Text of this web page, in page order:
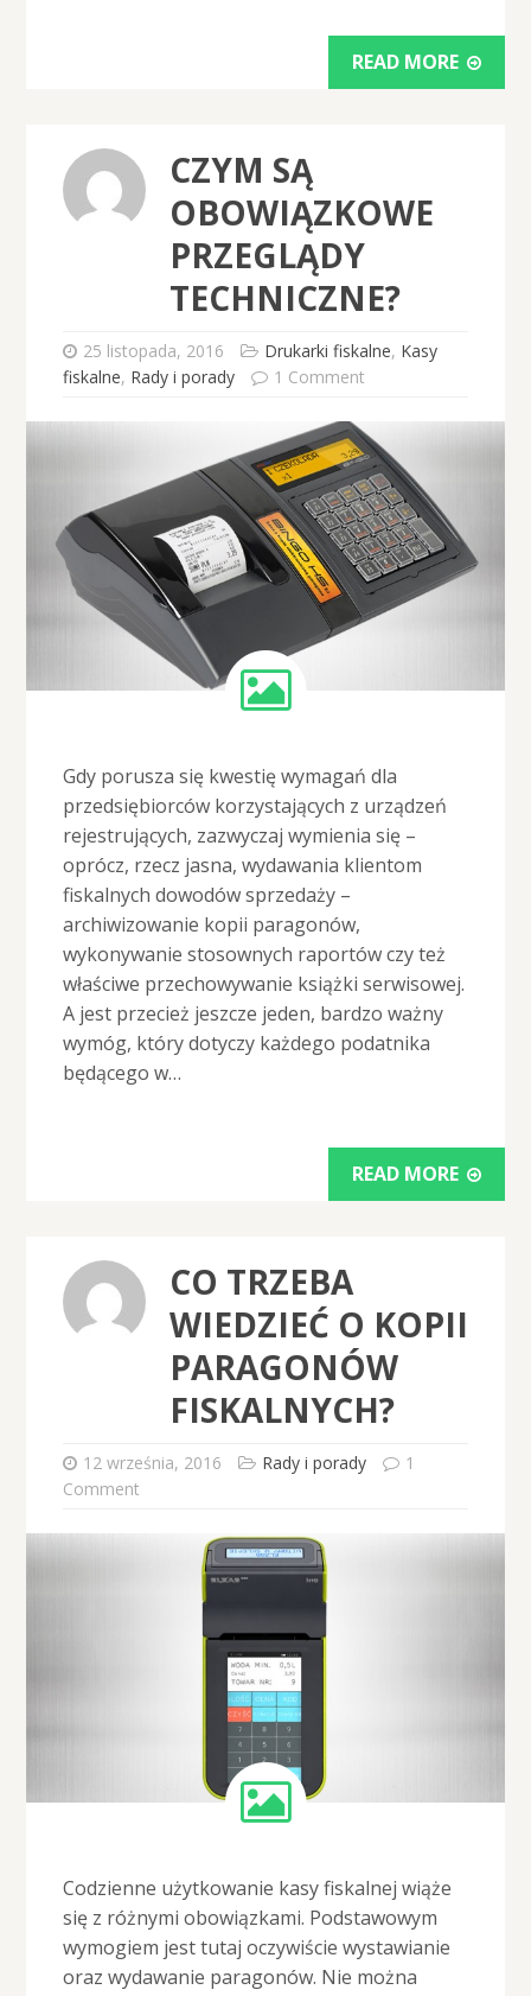
READ MORE
CZYM SĄ
OBOWIĄZKOWE
PRZEGLĄDY
TECHNICZNE?
25 listopada, 2016 Drukarki fiskalne, Kasy
fiskalne, Rady i porady 1 Comment
Gdy porusza się kwestię wymagań dla
przedsiębiorców korzystających z urządzeń
rejestrujących, zazwyczaj wymienia się –
oprócz, rzecz jasna, wydawania klientom
fiskalnych dowodów sprzedaży –
archiwizowanie kopii paragonów,
wykonywanie stosownych raportów czy też
właściwe przechowywanie książki serwisowej.
A jest przecież jeszcze jeden, bardzo ważny
wymóg, który dotyczy każdego podatnika
będącego w…
READ MORE
CO TRZEBA
WIEDZIEĆ O KOPII
PARAGONÓW
FISKALNYCH?
12 września, 2016 Rady i porady
1
Comment
Codzienne użytkowanie kasy fiskalnej wiąże
się z różnymi obowiązkami. Podstawowym
wymogiem jest tutaj oczywiście wystawianie
oraz wydawanie paragonów. Nie można